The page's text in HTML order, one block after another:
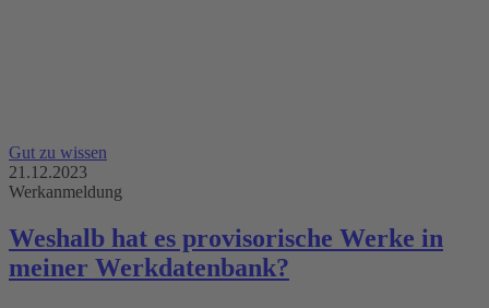
Gut zu wissen
21.12.2023
Werkanmeldung
Weshalb hat es provisorische Werke in
meiner Werkdatenbank?